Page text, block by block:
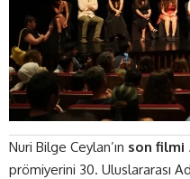
Nuri Bilge Ceylan’ın son filmi
prömiyerini 30. Uluslararası